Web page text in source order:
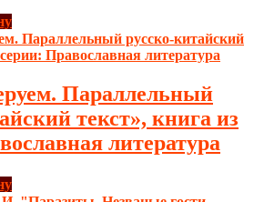
Параллельный
текст», книга из
литература